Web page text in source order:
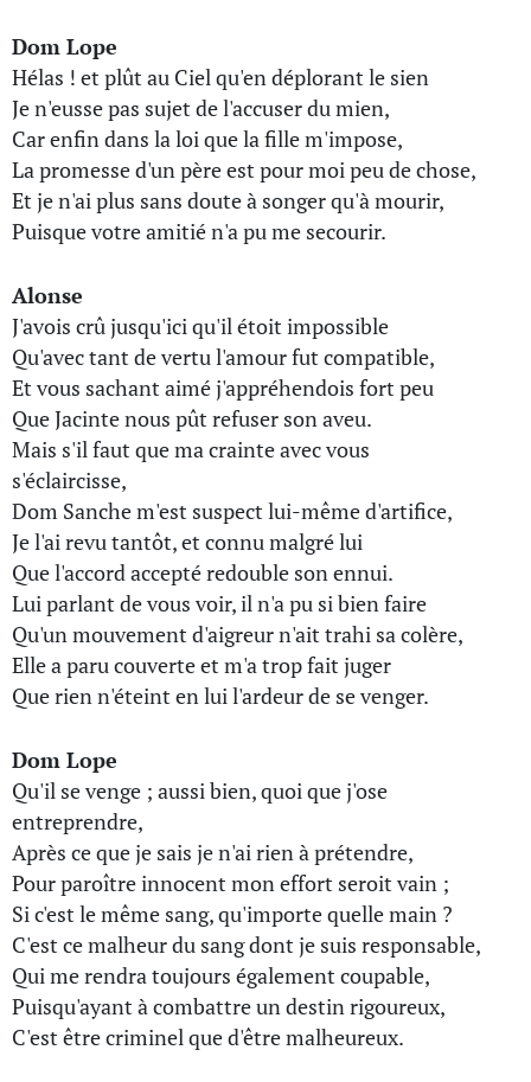
Dom Lope
Hélas ! et plût au Ciel qu'en déplorant le sien
Je n'eusse pas sujet de l'accuser du mien,
Car enfin dans la loi que la fille m'impose,
La promesse d'un père est pour moi peu de chose,
Et je n'ai plus sans doute à songer qu'à mourir,
Puisque votre amitié n'a pu me secourir.
Alonse
J'avois crû jusqu'ici qu'il étoit impossible
Qu'avec tant de vertu l'amour fut compatible,
Et vous sachant aimé j'appréhendois fort peu
Que Jacinte nous pût refuser son aveu.
Mais s'il faut que ma crainte avec vous
s'éclaircisse,
Dom Sanche m'est suspect lui-même d'artifice,
Je l'ai revu tantôt, et connu malgré lui
Que l'accord accepté redouble son ennui.
Lui parlant de vous voir, il n'a pu si bien faire
Qu'un mouvement d'aigreur n'ait trahi sa colère,
Elle a paru couverte et m'a trop fait juger
Que rien n'éteint en lui l'ardeur de se venger.
Dom Lope
Qu'il se venge ; aussi bien, quoi que j'ose
entreprendre,
Après ce que je sais je n'ai rien à prétendre,
Pour paroître innocent mon effort seroit vain ;
Si c'est le même sang, qu'importe quelle main ?
C'est ce malheur du sang dont je suis responsable,
Qui me rendra toujours également coupable,
Puisqu'ayant à combattre un destin rigoureux,
C'est être criminel que d'être malheureux.